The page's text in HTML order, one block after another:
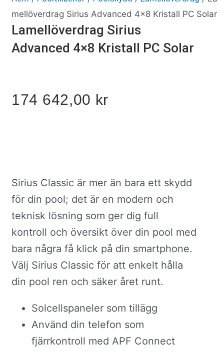
mellöverdrag Sirius Advanced 4×8 Kristall PC Solar
Lamellöverdrag Sirius
Advanced 4×8 Kristall PC Solar
174 642,00 kr
Sirius Classic är mer än bara ett skydd
för din pool; det är en modern och
teknisk lösning som ger dig full
kontroll och översikt över din pool med
bara några få klick på din smartphone.
Välj Sirius Classic för att enkelt hålla
din pool ren och säker året runt.
Solcellspaneler som tillägg
Använd din telefon som
fjärrkontroll med APF Connect